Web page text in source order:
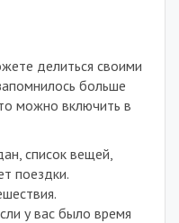
делиться своими
больше
можно включить в
список вещей,
поездки.
у вас было время